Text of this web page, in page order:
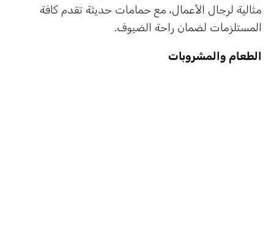
مثالية لرجال الأعمال، مع حمامات حديثة تقدم كافة
المستلزمات لضمان راحة الضيوف.
الطعام والمشروبات